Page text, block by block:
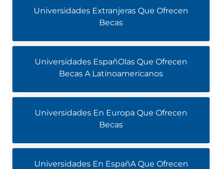
Universidades Extranjeras Que Ofrecen
Becas
Universidades EspañOlas Que Ofrecen
Becas A Latinoamericanos
Universidades En Europa Que Ofrecen
Becas
Universidades En EspañA Que Ofrecen